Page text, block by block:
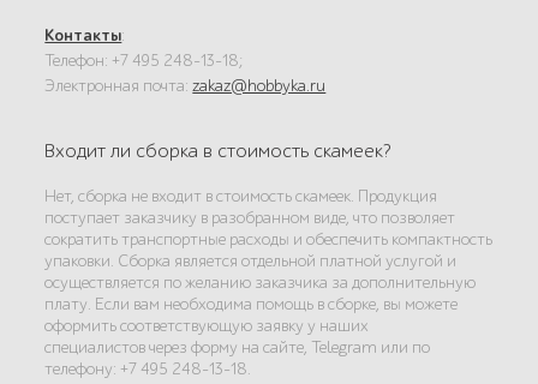
Контакты:
Телефон: +7 495 248-13-18;
Электронная почта:zakaz@hobbyka.ru
Входит ли сборка в стоимость скамеек?
Нет, сборка не входит в стоимость скамеек. Продукция
поступает заказчику в разобранном виде, что позволяет
сократить транспортные расходы и обеспечить компактность
упаковки. Сборка является отдельной платной услугой и
осуществляется по желанию заказчика за дополнительную
плату. Если вам необходима помощь в сборке, вы можете
оформить соответствующую заявку у наших
специалистов через форму на сайте, Telegram или по
телефону: +7 495 248-13-18.